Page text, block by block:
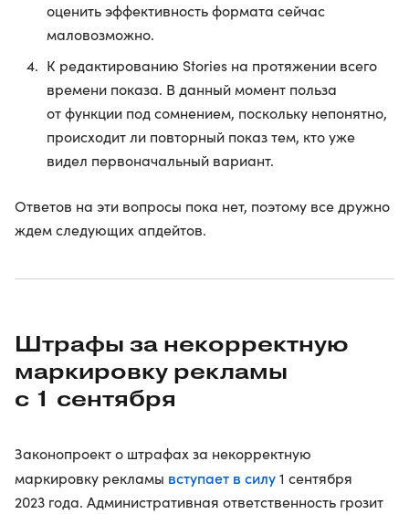
оценить эффективность формата сейчас
маловозможно.
К редактированию Stories на протяжении всего
времени показа. В данный момент польза
от функции под сомнением, поскольку непонятно,
происходит ли повторный показ тем, кто уже
видел первоначальный вариант.
Ответов на эти вопросы пока нет, поэтому все дружно
ждем следующих апдейтов.
Штрафы за некорректную
маркировку рекламы
с 1 сентября
Законопроект о штрафах за некорректную
маркировку рекламы вступает в силу1 сентября
2023 года. Административная ответственность грозит